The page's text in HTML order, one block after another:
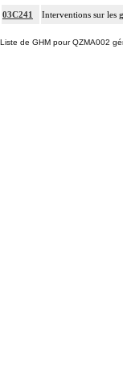
03C241 Interventions sur les
Liste de GHM pour QZMA002